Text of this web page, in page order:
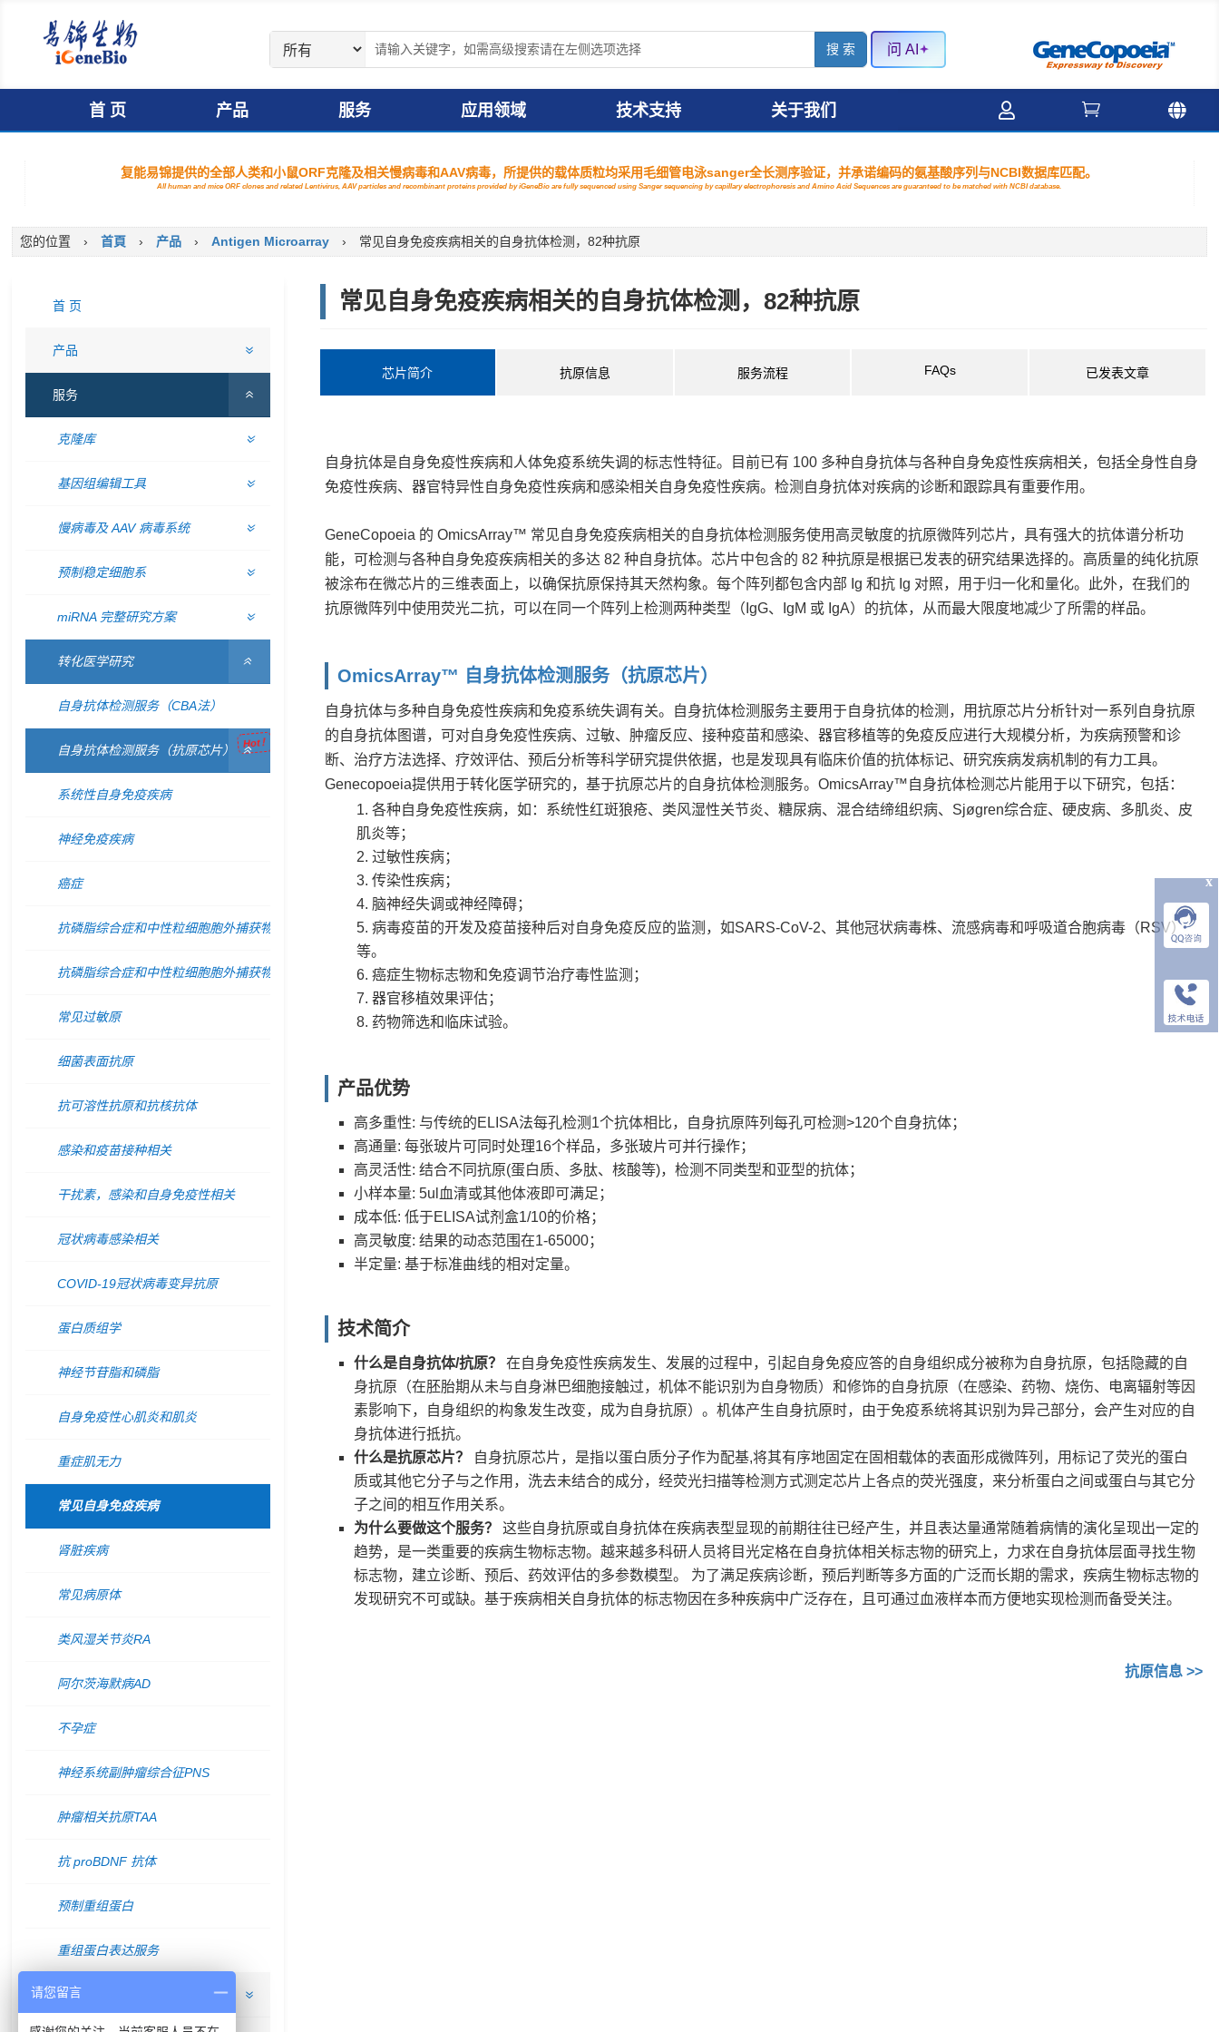
问 AI
首 页 产品 服务 应用领域 技术支持 关于我们   
复能易锦提供的全部人类和小鼠ORF克隆及相关慢病毒和AAV病毒，所提供的载体质粒均采用毛细管电泳sanger全长测序验证，并承诺编码的氨基酸序列与NCBI数据库匹配。
All human and mice ORF clones and related Lentivirus, AAV particles and recombinant proteins provided by iGeneBio are fully sequenced using Sanger sequencing by capillary electrophoresis and Amino Acid Sequences are guaranteed to be matched with NCBI database.
您的位置 › 首頁 › 产品 › Antigen Microarray › 常见自身免疫疾病相关的自身抗体检测，82种抗原
首 页
产品
服务
克隆库
基因组编辑工具
慢病毒及 AAV 病毒系统
预制稳定细胞系
miRNA 完整研究方案
转化医学研究
自身抗体检测服务（CBA法）
自身抗体检测服务（抗原芯片）
Hot！
系统性自身免疫疾病
神经免疫疾病
癌症
抗磷脂综合症和中性粒细胞胞外捕获物相关的天然形式蛋白
抗磷脂综合症和中性粒细胞胞外捕获物相关的瓜氨酸化蛋白
常见过敏原
细菌表面抗原
抗可溶性抗原和抗核抗体
感染和疫苗接种相关
干扰素，感染和自身免疫性相关
冠状病毒感染相关
COVID-19冠状病毒变异抗原
蛋白质组学
神经节苷脂和磷脂
自身免疫性心肌炎和肌炎
重症肌无力
常见自身免疫疾病
肾脏疾病
常见病原体
类风湿关节炎RA
阿尔茨海默病AD
不孕症
神经系统副肿瘤综合征PNS
肿瘤相关抗原TAA
抗 proBDNF 抗体
预制重组蛋白
重组蛋白表达服务
应用领域
常见自身免疫疾病相关的自身抗体检测，82种抗原
芯片简介 抗原信息 服务流程 FAQs 已发表文章
自身抗体是自身免疫性疾病和人体免疫系统失调的标志性特征。目前已有 100 多种自身抗体与各种自身免疫性疾病相关，包括全身性自身
免疫性疾病、器官特异性自身免疫性疾病和感染相关自身免疫性疾病。检测自身抗体对疾病的诊断和跟踪具有重要作用。
GeneCopoeia 的 OmicsArray™ 常见自身免疫疾病相关的自身抗体检测服务使用高灵敏度的抗原微阵列芯片，具有强大的抗体谱分析功
能，可检测与各种自身免疫疾病相关的多达 82 种自身抗体。芯片中包含的 82 种抗原是根据已发表的研究结果选择的。高质量的纯化抗原
被涂布在微芯片的三维表面上，以确保抗原保持其天然构象。每个阵列都包含内部 Ig 和抗 Ig 对照，用于归一化和量化。此外，在我们的
抗原微阵列中使用荧光二抗，可以在同一个阵列上检测两种类型（IgG、IgM 或 IgA）的抗体，从而最大限度地减少了所需的样品。
OmicsArray™ 自身抗体检测服务（抗原芯片）
自身抗体与多种自身免疫性疾病和免疫系统失调有关。自身抗体检测服务主要用于自身抗体的检测，用抗原芯片分析针对一系列自身抗原
的自身抗体图谱，可对自身免疫性疾病、过敏、肿瘤反应、接种疫苗和感染、器官移植等的免疫反应进行大规模分析，为疾病预警和诊
断、治疗方法选择、疗效评估、预后分析等科学研究提供依据，也是发现具有临床价值的抗体标记、研究疾病发病机制的有力工具。
Genecopoeia提供用于转化医学研究的，基于抗原芯片的自身抗体检测服务。OmicsArray™自身抗体检测芯片能用于以下研究，包括：
各种自身免疫性疾病，如：系统性红斑狼疮、类风湿性关节炎、糖尿病、混合结缔组织病、Sjøgren综合症、硬皮病、多肌炎、皮
肌炎等；
过敏性疾病；
传染性疾病；
脑神经失调或神经障碍；
病毒疫苗的开发及疫苗接种后对自身免疫反应的监测，如SARS-CoV-2、其他冠状病毒株、流感病毒和呼吸道合胞病毒（RSV）
等。
癌症生物标志物和免疫调节治疗毒性监测；
器官移植效果评估；
药物筛选和临床试验。
产品优势
高多重性: 与传统的ELISA法每孔检测1个抗体相比，自身抗原阵列每孔可检测>120个自身抗体；
高通量: 每张玻片可同时处理16个样品，多张玻片可并行操作；
高灵活性: 结合不同抗原(蛋白质、多肽、核酸等)，检测不同类型和亚型的抗体；
小样本量: 5ul血清或其他体液即可满足；
成本低: 低于ELISA试剂盒1/10的价格；
高灵敏度: 结果的动态范围在1-65000；
半定量: 基于标准曲线的相对定量。
技术简介
什么是自身抗体/抗原？
在自身免疫性疾病发生、发展的过程中，引起自身免疫应答的自身组织成分被称为自身抗原，包括隐藏的自
身抗原（在胚胎期从未与自身淋巴细胞接触过，机体不能识别为自身物质）和修饰的自身抗原（在感染、药物、烧伤、电离辐射等因
素影响下，自身组织的构象发生改变，成为自身抗原）。机体产生自身抗原时，由于免疫系统将其识别为异己部分，会产生对应的自
身抗体进行抵抗。
什么是抗原芯片？
自身抗原芯片，是指以蛋白质分子作为配基,将其有序地固定在固相载体的表面形成微阵列，用标记了荧光的蛋白
质或其他它分子与之作用，洗去未结合的成分，经荧光扫描等检测方式测定芯片上各点的荧光强度，来分析蛋白之间或蛋白与其它分
子之间的相互作用关系。
为什么要做这个服务？
这些自身抗原或自身抗体在疾病表型显现的前期往往已经产生，并且表达量通常随着病情的演化呈现出一定的
趋势，是一类重要的疾病生物标志物。越来越多科研人员将目光定格在自身抗体相关标志物的研究上，力求在自身抗体层面寻找生物
标志物，建立诊断、预后、药效评估的多参数模型。 为了满足疾病诊断，预后判断等多方面的广泛而长期的需求，疾病生物标志物的
发现研究不可或缺。基于疾病相关自身抗体的标志物因在多种疾病中广泛存在，且可通过血液样本而方便地实现检测而备受关注。
抗原信息>>
x
请您留言